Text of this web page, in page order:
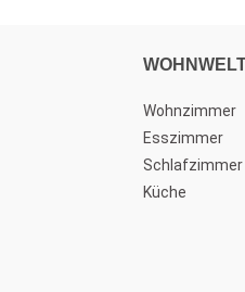
Wohnzimmer
Esszimmer
Schlafzimmer
Küche